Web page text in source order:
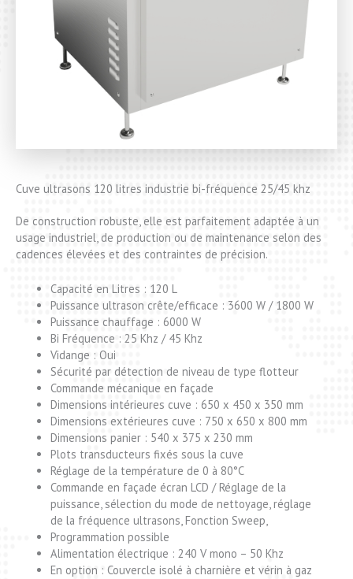
Cuve ultrasons 120 litres industrie bi-fréquence 25/45 khz
De construction robuste, elle est parfaitement adaptée à un
usage industriel, de production ou de maintenance selon des
cadences élevées et des contraintes de précision.
Capacité en Litres : 120 L
Puissance ultrason crête/efficace : 3600 W / 1800 W
Puissance chauffage : 6000 W
Bi Fréquence : 25 Khz / 45 Khz
Vidange : Oui
Sécurité par détection de niveau de type flotteur
Commande mécanique en façade
Dimensions intérieures cuve : 650 x 450 x 350 mm
Dimensions extérieures cuve : 750 x 650 x 800 mm
Dimensions panier : 540 x 375 x 230 mm
Plots transducteurs fixés sous la cuve
Réglage de la température de 0 à 80°C
Commande en façade écran LCD / Réglage de la
puissance, sélection du mode de nettoyage, réglage
de la fréquence ultrasons, Fonction Sweep,
Programmation possible
Alimentation électrique : 240 V mono – 50 Khz
En option : Couvercle isolé à charnière et vérin à gaz